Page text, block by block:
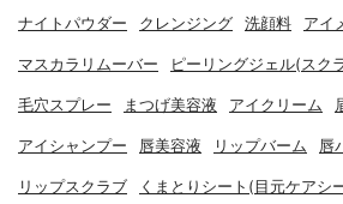
ナイトパウダー クレンジング 洗顔料 アイ
マスカラリムーバー ピーリングジェル(スク
毛穴スプレー まつげ美容液 アイクリーム
アイシャンプー 唇美容液 リップバーム 唇
リップスクラブ くまとりシート(目元ケアシ